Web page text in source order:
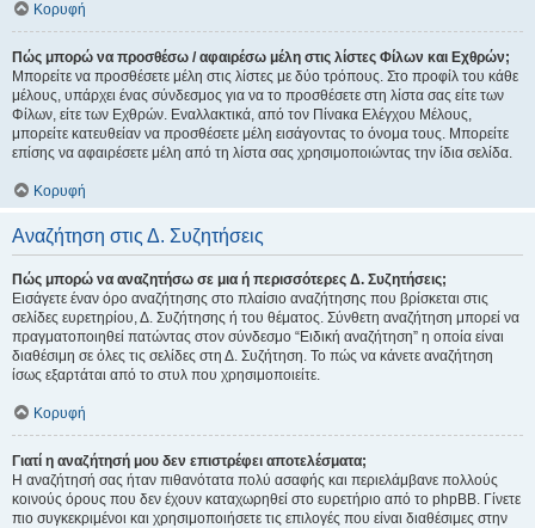
Κορυφή
Πώς μπορώ να προσθέσω / αφαιρέσω μέλη στις λίστες Φίλων και Εχθρών;
Μπορείτε να προσθέσετε μέλη στις λίστες με δύο τρόπους. Στο προφίλ του κάθε
μέλους, υπάρχει ένας σύνδεσμος για να το προσθέσετε στη λίστα σας είτε των
Φίλων, είτε των Εχθρών. Εναλλακτικά, από τον Πίνακα Ελέγχου Μέλους,
μπορείτε κατευθείαν να προσθέσετε μέλη εισάγοντας το όνομα τους. Μπορείτε
επίσης να αφαιρέσετε μέλη από τη λίστα σας χρησιμοποιώντας την ίδια σελίδα.
Κορυφή
Αναζήτηση στις Δ. Συζητήσεις
Πώς μπορώ να αναζητήσω σε μια ή περισσότερες Δ. Συζητήσεις;
Εισάγετε έναν όρο αναζήτησης στο πλαίσιο αναζήτησης που βρίσκεται στις
σελίδες ευρετηρίου, Δ. Συζήτησης ή του θέματος. Σύνθετη αναζήτηση μπορεί να
πραγματοποιηθεί πατώντας στον σύνδεσμο “Ειδική αναζήτηση” η οποία είναι
διαθέσιμη σε όλες τις σελίδες στη Δ. Συζήτηση. Το πώς να κάνετε αναζήτηση
ίσως εξαρτάται από το στυλ που χρησιμοποιείτε.
Κορυφή
Γιατί η αναζήτησή μου δεν επιστρέφει αποτελέσματα;
Η αναζήτησή σας ήταν πιθανότατα πολύ ασαφής και περιελάμβανε πολλούς
κοινούς όρους που δεν έχουν καταχωρηθεί στο ευρετήριο από το phpBB. Γίνετε
πιο συγκεκριμένοι και χρησιμοποιήσετε τις επιλογές που είναι διαθέσιμες στην